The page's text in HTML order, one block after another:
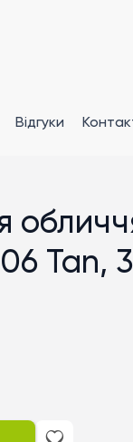
Відгуки
Tan,